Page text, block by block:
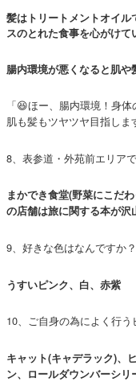
髪はトリートメントオイ
スのとれた食事を心がけて
腸内環境が悪くなると肌や
「😆ほー、腸内環境！身
肌も髪もツヤツヤ目指しま
8、表参道・外苑前エリア
まかでき食堂(野菜にこだ
の店舗は旅に関する本が沢
9、好きな色はなんですか？
うすいピンク、白、赤紫
10、ご自身の為によく行
キャット(キャデラック)、
ン、ロールダウンバーシリ